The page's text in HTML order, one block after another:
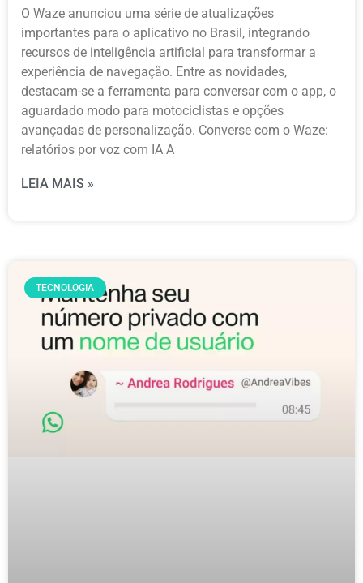
O Waze anunciou uma série de atualizações
importantes para o aplicativo no Brasil, integrando
recursos de inteligência artificial para transformar a
experiência de navegação. Entre as novidades,
destacam-se a ferramenta para conversar com o app, o
aguardado modo para motociclistas e opções
avançadas de personalização. Converse com o Waze:
relatórios por voz com IA A
LEIA MAIS »
TECNOLOGIA